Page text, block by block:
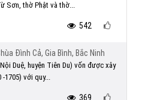
Sơn, thờ Phật và thờ...
542
Đình Cả, Gia Bình, Bắc Ninh
Duệ, huyện Tiên Du) vốn được xây
1705) với quy...
369